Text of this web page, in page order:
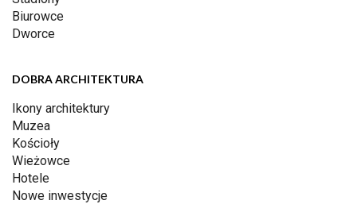
Biurowce
Dworce
DOBRA ARCHITEKTURA
Ikony architektury
Muzea
Kościoły
Wieżowce
Hotele
Nowe inwestycje